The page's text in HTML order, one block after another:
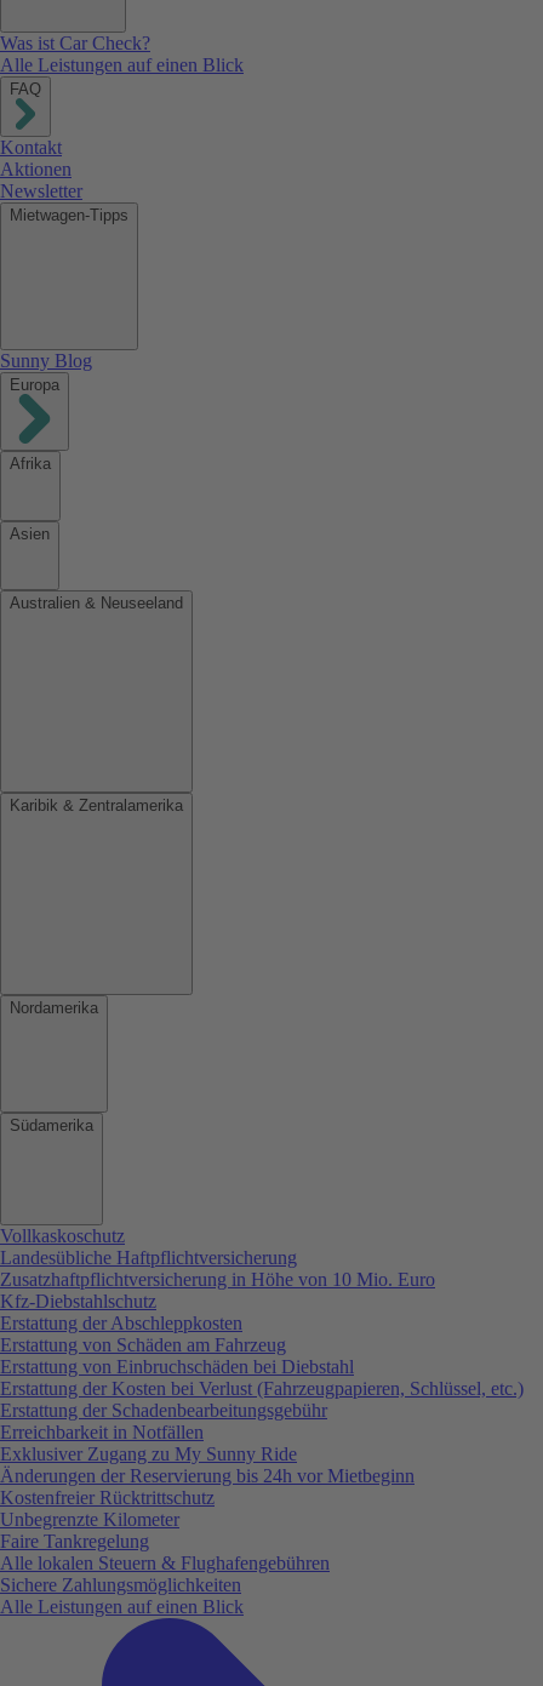
Was ist Car Check?
Alle Leistungen auf einen Blick
FAQ
Kontakt
Aktionen
Newsletter
Mietwagen-Tipps
Sunny Blog
Europa
Afrika
Asien
Australien & Neuseeland
Karibik & Zentralamerika
Nordamerika
Südamerika
Vollkaskoschutz
Landesübliche Haftpflichtversicherung
Zusatzhaftpflichtversicherung in Höhe von 10 Mio. Euro
Kfz-Diebstahlschutz
Erstattung der Abschleppkosten
Erstattung von Schäden am Fahrzeug
Erstattung von Einbruchschäden bei Diebstahl
Erstattung der Kosten bei Verlust (Fahrzeugpapieren, Schlüssel, etc.)
Erstattung der Schadenbearbeitungsgebühr
Erreichbarkeit in Notfällen
Exklusiver Zugang zu My Sunny Ride
Änderungen der Reservierung bis 24h vor Mietbeginn
Kostenfreier Rücktrittschutz
Unbegrenzte Kilometer
Faire Tankregelung
Alle lokalen Steuern & Flughafengebühren
Sichere Zahlungsmöglichkeiten
Alle Leistungen auf einen Blick